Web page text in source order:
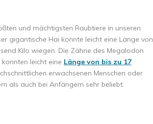
und mächtigsten Raubtiere in unseren
gigantische Hai konnte leicht eine Länge von
Kilo wiegen. Die Zähne des Megalodon
leicht eine Länge von bis zu 17
erwachsenen Menschen oder
als auch bei Anfängern sehr beliebt.